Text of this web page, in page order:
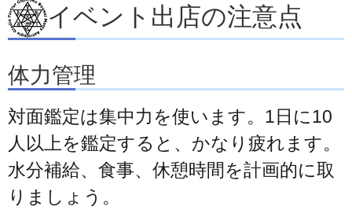
イベント出店の注意点
体力管理
対面鑑定は集中力を使います。1日に10
人以上を鑑定すると、かなり疲れます。
水分補給、食事、休憩時間を計画的に取
りましょう。